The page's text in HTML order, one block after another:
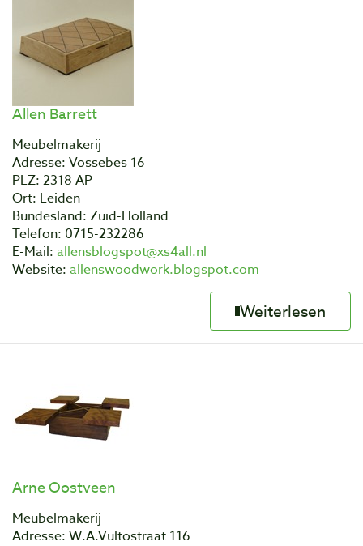
Allen Barrett
Meubelmakerij
Adresse: Vossebes 16
PLZ: 2318 AP
Ort: Leiden
Bundesland: Zuid-Holland
Telefon: 0715-232286
E-Mail: allensblogspot@xs4all.nl
Website: allenswoodwork.blogspot.com
Weiterlesen
Arne Oostveen
Meubelmakerij
Adresse: W.A.Vultostraat 116